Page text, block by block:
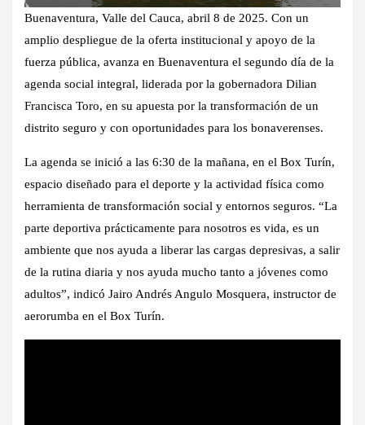
Buenaventura, Valle del Cauca, abril 8 de 2025. Con un
amplio despliegue de la oferta institucional y apoyo de la
fuerza pública, avanza en Buenaventura el segundo día de la
agenda social integral, liderada por la gobernadora Dilian
Francisca Toro, en su apuesta por la transformación de un
distrito seguro y con oportunidades para los bonaverenses.
La agenda se inició a las 6:30 de la mañana, en el Box Turín,
espacio diseñado para el deporte y la actividad física como
herramienta de transformación social y entornos seguros. “La
parte deportiva prácticamente para nosotros es vida, es un
ambiente que nos ayuda a liberar las cargas depresivas, a salir
de la rutina diaria y nos ayuda mucho tanto a jóvenes como
adultos”, indicó Jairo Andrés Angulo Mosquera, instructor de
aerorumba en el Box Turín.